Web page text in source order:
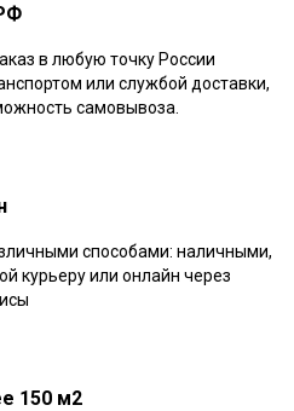
в любую точку России
или службой доставки,
самовывоза.
способами: наличными,
курьеру или онлайн через
150 м2